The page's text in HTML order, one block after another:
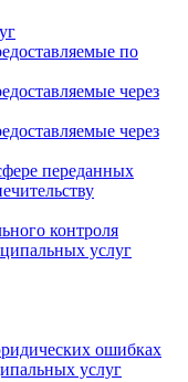
по
через
через
переданных
контроля
услуг
ошибках
услуг